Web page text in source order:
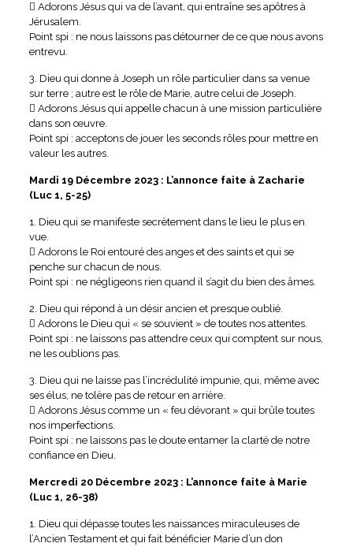
 Adorons Jésus qui va de l’avant, qui entraîne ses apôtres à
Jérusalem.
Point spi : ne nous laissons pas détourner de ce que nous avons
entrevu.
3. Dieu qui donne à Joseph un rôle particulier dans sa venue
sur terre ; autre est le rôle de Marie, autre celui de Joseph.
 Adorons Jésus qui appelle chacun à une mission particulière
dans son œuvre.
Point spi : acceptons de jouer les seconds rôles pour mettre en
valeur les autres.
Mardi 19 Décembre 2023 : L’annonce faite à Zacharie
(Luc 1, 5-25)
1. Dieu qui se manifeste secrètement dans le lieu le plus en
vue.
 Adorons le Roi entouré des anges et des saints et qui se
penche sur chacun de nous.
Point spi : ne négligeons rien quand il s’agit du bien des âmes.
2. Dieu qui répond à un désir ancien et presque oublié.
 Adorons le Dieu qui « se souvient » de toutes nos attentes.
Point spi : ne laissons pas attendre ceux qui comptent sur nous,
ne les oublions pas.
3. Dieu qui ne laisse pas l’incrédulité impunie, qui, même avec
ses élus, ne tolère pas de retour en arrière.
 Adorons Jésus comme un « feu dévorant » qui brûle toutes
nos imperfections.
Point spi : ne laissons pas le doute entamer la clarté de notre
confiance en Dieu.
Mercredi 20 Décembre 2023 : L’annonce faite à Marie
(Luc 1, 26-38)
1. Dieu qui dépasse toutes les naissances miraculeuses de
l’Ancien Testament et qui fait bénéficier Marie d’un don